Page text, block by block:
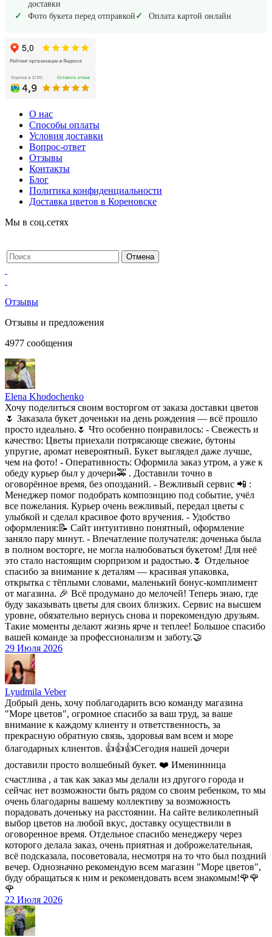
доставки
Фото букета перед отправкой
Оплата картой онлайн
О нас
Способы оплаты
Условия доставки
Вопрос-ответ
Отзывы
Контакты
Блог
Политика конфиденциальности
Доставка цветов в Кореновске
Мы в соц.сетях
Отзывы
Отзывы и предложения
4977 сообщения
Elena Khodochenko
Хочу поделиться своим восторгом от заказа доставки цветов
🌷 Заказала букет доченьки на день рождения — всё прошло
просто идеально.🌷 Что особенно понравилось: - Свежесть и
качество: Цветы приехали потрясающе свежие, бутоны
упругие, аромат невероятный. Букет выглядел даже лучше,
чем на фото! - Оперативность: Оформила заказ утром, а уже к
обеду курьер был у дочери🚕 . Доставили точно в
оговорённое время, без опозданий. - Вежливый сервис 📲 :
Менеджер помог подобрать композицию под событие, учёл
все пожелания. Курьер очень вежливый, передал цветы с
улыбкой и сделал красивое фото вручения. - Удобство
оформления:📝 Сайт интуитивно понятный, оформление
заняло пару минут. - Впечатление получателя: доченька была
в полном восторге, не могла налюбоваться букетом! Для неё
это стало настоящим сюрпризом и радостью.🌷 Отдельное
спасибо за внимание к деталям — красивая упаковка,
открытка с тёплыми словами, маленький бонус-комплимент
от магазина. 🎉 Всё продумано до мелочей! Теперь знаю, где
буду заказывать цветы для своих близких. Сервис на высшем
уровне, обязательно вернусь снова и порекомендую друзьям.
Такие моменты делают жизнь ярче и теплее! Большое спасибо
вашей команде за профессионализм и заботу.🤝
29 Июля 2026
Lyudmila Veber
Добрый день, хочу поблагодарить всю команду магазина
"Море цветов", огромное спасибо за ваш труд, за ваше
внимание к каждому клиенту и ответственность, за
прекрасную обратную связь, здоровья вам всем и море
благодарных клиентов. 👍👍👍Сегодня нашей дочери
доставили просто волшебный букет. ❤️ Именинница
счастлива , а так как заказ мы делали из другого города и
сейчас нет возможности быть рядом со своим ребенком, то мы
очень благодарны вашему коллективу за возможность
порадовать доченьку на расстоянии. На сайте великолепный
выбор цветов на любой вкус, доставку осуществили в
оговоренное время. Отдельное спасибо менеджеру через
которого делала заказ, очень приятная и доброжелательная,
всё подсказала, посоветовала, несмотря на то что был поздний
вечер. Однозначно рекомендую всем магазин "Море цветов",
буду обращаться к ним и рекомендовать всем знакомым!🌹🌹
🌹
22 Июля 2026